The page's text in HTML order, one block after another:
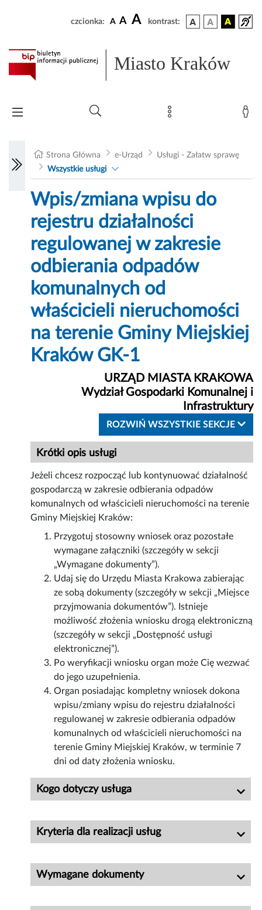
czcionka: A A A kontrast:
Miasto Kraków
Strona Główna e-Urząd
Usługi - Załatw sprawę
Wszystkie usługi
Wpis/zmiana wpisu do
rejestru działalności
regulowanej w zakresie
odbierania odpadów
komunalnych od
właścicieli nieruchomości
na terenie Gminy Miejskiej
Kraków GK-1
URZĄD MIASTA KRAKOWA
Wydział Gospodarki Komunalnej i
Infrastruktury
ROZWIŃ WSZYSTKIE SEKCJE
Krótki opis usługi
Jeżeli chcesz rozpocząć lub kontynuować działalność
gospodarczą w zakresie odbierania odpadów
komunalnych od właścicieli nieruchomości na terenie
Gminy Miejskiej Kraków:
Przygotuj stosowny wniosek oraz pozostałe
wymagane załączniki (szczegóły w sekcji
„Wymagane dokumenty”).
Udaj się do Urzędu Miasta Krakowa zabierając
ze sobą dokumenty (szczegóły w sekcji „Miejsce
przyjmowania dokumentów”). Istnieje
możliwość złożenia wniosku drogą elektroniczną
(szczegóły w sekcji „Dostępność usługi
elektronicznej”).
Po weryfikacji wniosku organ może Cię wezwać
do jego uzupełnienia.
Organ posiadając kompletny wniosek dokona
wpisu/zmiany wpisu do rejestru działalności
regulowanej w zakresie odbierania odpadów
komunalnych od właścicieli nieruchomości na
terenie Gminy Miejskiej Kraków, w terminie 7
dni od daty złożenia wniosku.
Kogo dotyczy usługa
Kryteria dla realizacji usług
Wymagane dokumenty